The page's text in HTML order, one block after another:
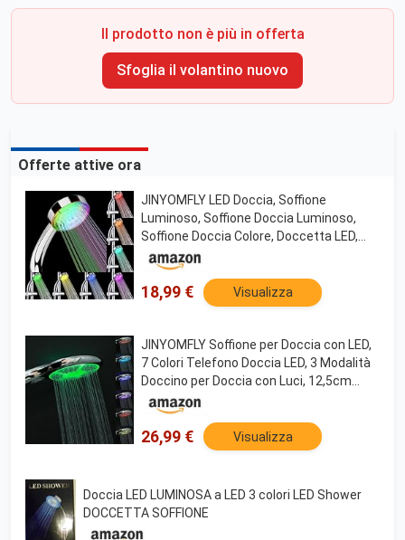
Il prodotto non è più in offerta
Sfoglia il volantino nuovo
Offerte attive ora
JINYOMFLY LED Doccia, Soffione
Luminoso, Soffione Doccia Luminoso,
Soffione Doccia Colore, Doccetta LED,
Cambiamento Automatico di 7 Colori,
Universale, Cromo
18,99 € Visualizza
JINYOMFLY Soffione per Doccia con LED,
7 Colori Telefono Doccia LED, 3 Modalità
Doccino per Doccia con Luci, 12,5cm
Doccetta a LED Colorata
26,99 € Visualizza
Doccia LED LUMINOSA a LED 3 colori LED Shower
DOCCETTA SOFFIONE